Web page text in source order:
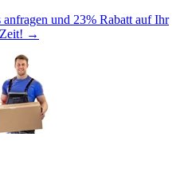
anfragen und 23% Rabatt auf Ihr
→